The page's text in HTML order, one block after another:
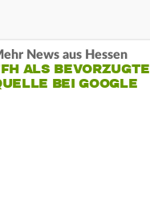
News aus Hessen
ALS BEVORZUGTE
BEI GOOGLE